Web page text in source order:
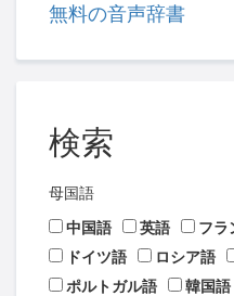
無料の音声辞書
検索
母国語
中国語
英語 フラ
ドイツ語
ロシア語
ポルトガル語
韓国語